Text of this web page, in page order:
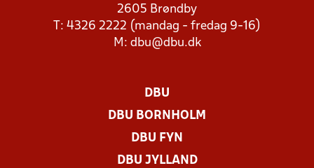
2605 Brøndby
T: 4326 2222 (mandag - fredag 9-16)
M: dbu@dbu.dk
DBU
DBU BORNHOLM
DBU FYN
DBU JYLLAND